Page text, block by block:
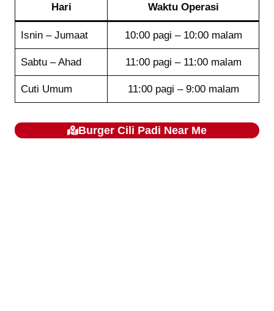
Hari Waktu Operasi
Isnin – Jumaat 10:00 pagi – 10:00 malam
Sabtu – Ahad 11:00 pagi – 11:00 malam
Cuti Umum 11:00 pagi – 9:00 malam
Burger Cili Padi Near Me